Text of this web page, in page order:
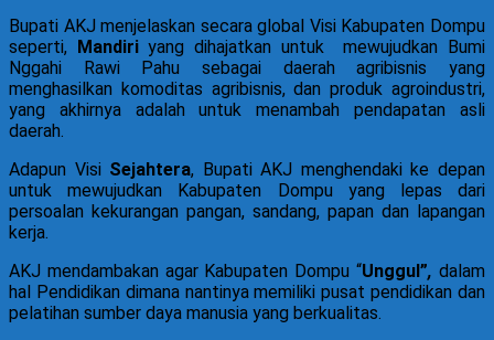
Bupati AKJ menjelaskan secara global Visi Kabupaten Dompu
seperti,
Mandiriyang dihajatkan untuk mewujudkan Bumi
Nggahi Rawi Pahu sebagai daerah agribisnis yang
menghasilkan komoditas agribisnis, dan produk agroindustri,
yang akhirnya adalah untuk menambah pendapatan asli
daerah.
Adapun Visi Sejahtera, Bupati AKJ menghendaki ke depan
untuk mewujudkan Kabupaten Dompu yang lepas dari
persoalan kekurangan pangan, sandang, papan dan lapangan
kerja.
AKJ mendambakan agar Kabupaten Dompu “Unggul”,dalam
hal Pendidikan dimana nantinya memiliki pusat pendidikan dan
pelatihan sumber daya manusia yang berkualitas.